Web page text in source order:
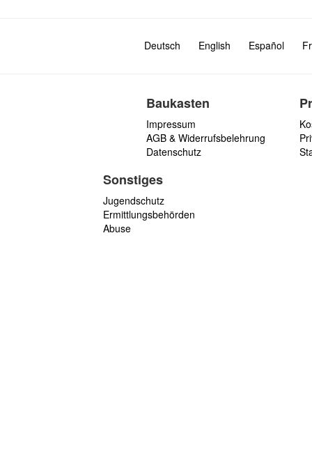
Deutsch English Español
Baukasten
Impressum
AGB & Widerrufsbelehrung
Datenschutz
Sonstiges
Jugendschutz
Ermittlungsbehörden
Abuse